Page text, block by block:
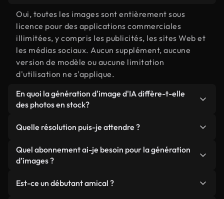
Oui, toutes les images sont entièrement sous
licence pour des applications commerciales
illimitées, y compris les publicités, les sites Web et
les médias sociaux. Aucun supplément, aucune
version de modèle ou aucune limitation
d'utilisation ne s'applique.
En quoi la génération d'image d'IA diffère-t-elle
des photos en stock?
précisément adaptés à vos spécifications, en
évitant l'esthétique générique de la photographie
en stock. Vous obtenez exactement ce que vous
décrivez sans parcourir des milliers de photos ou
compromettre votre vision créative.
Quelle résolution puis-je attendre ?
Les images sont générées à la résolution 1K,
professionnellement optimisées pour une clarté
médias sociaux.
Quel abonnement ai-je besoin pour la génération
d’images ?
plans Plus, Pro et Ultimate.Plus les membres
Est-ce un débutant amical ?